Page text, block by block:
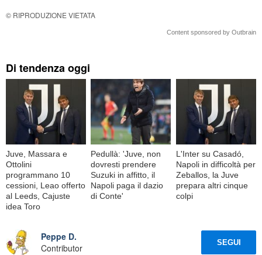
© RIPRODUZIONE VIETATA
Content sponsored by Outbrain
Di tendenza oggi
Juve, Massara e
Ottolini
programmano 10
cessioni, Leao offerto
al Leeds, Cajuste
idea Toro
Pedullà: 'Juve, non
dovresti prendere
Suzuki in affitto, il
Napoli paga il dazio
di Conte'
L'Inter su Casadó,
Napoli in difficoltà per
Zeballos, la Juve
prepara altri cinque
colpi
Peppe D.
Contributor
SEGUI